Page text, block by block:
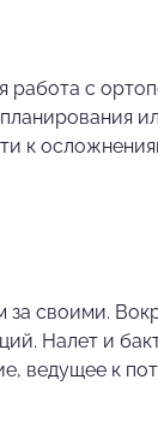
работа с
к
своими.
Налет и
ведущее к